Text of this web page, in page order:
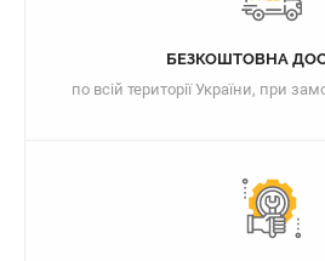
БЕЗКОШТОВНА
по всій території України, при